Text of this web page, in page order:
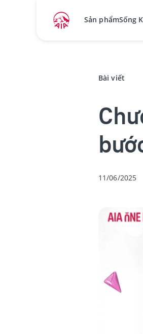
Sản phẩmSống
Bài viết
11/06/2025